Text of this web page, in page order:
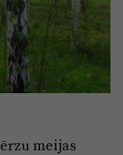
nav vecuma
meijas